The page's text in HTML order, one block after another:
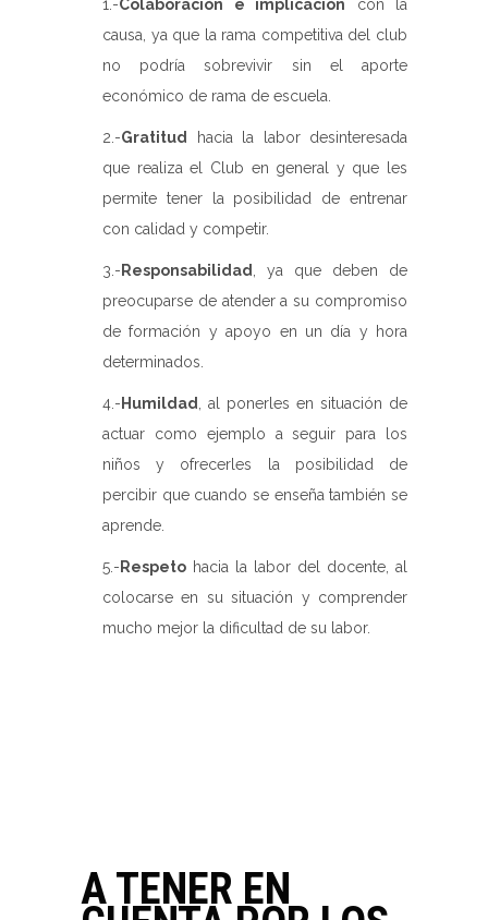
1.-Colaboración e implicación con la
causa, ya que la rama competitiva del club
no podría sobrevivir sin el aporte
económico de rama de escuela.
2.-Gratitud
hacia la labor desinteresada
que realiza el Club en general y que les
permite tener la posibilidad de entrenar
con calidad y competir.
3.- Responsabilidad
, ya que deben de
preocuparse de atender a su compromiso
de formación y apoyo en un día y hora
determinados.
4.- Humildad
, al ponerles en situación de
actuar como ejemplo a seguir para los
niños y ofrecerles la posibilidad de
percibir que cuando se enseña también se
aprende.
5.- Respeto hacia la labor del docente, al
colocarse en su situación y comprender
mucho mejor la dificultad de su labor.
A TENER EN